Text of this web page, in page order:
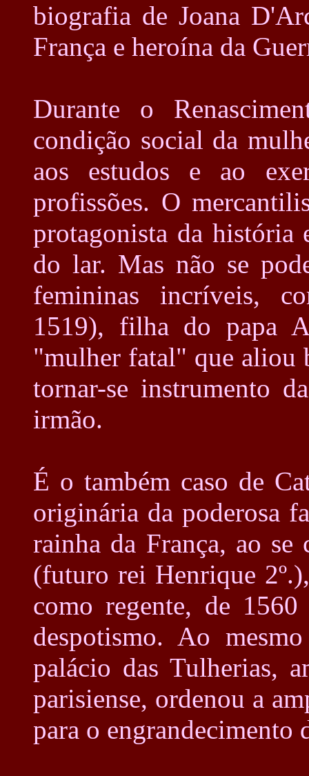
biografia de Joana
França e heroína da
Durante o
condição social da
aos estudos e ao
profissões. O
protagonista da história
do lar. Mas não se
femininas incríveis,
1519), filha do papa
"mulher fatal" que aliou
tornar-se instrumento
irmão.
É o também caso de
originária da poderosa
rainha da França, ao se
(futuro rei Henrique
como regente, de
despotismo. Ao
palácio das Tulherias,
parisiense, ordenou a
para o engrandecimento